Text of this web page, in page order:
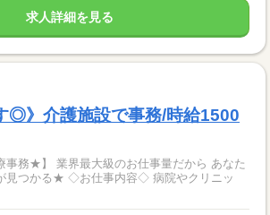
求人詳細を見る
◎》介護施設で事務/時給1500
事務★】 業界最大級のお仕事量だから あなた
内容◇ 病院やクリニッ